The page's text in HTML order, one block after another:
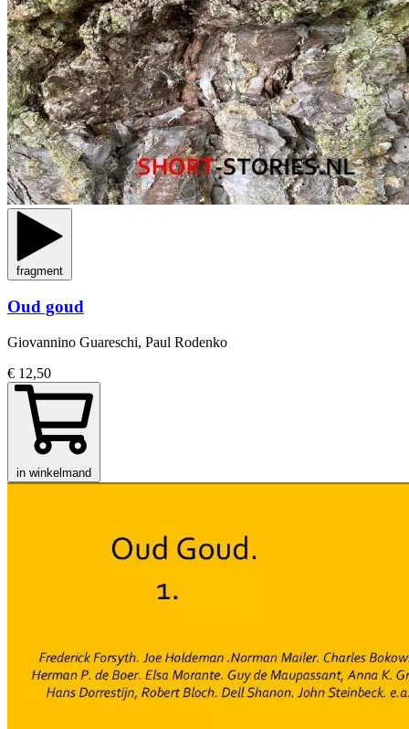
fragment
Oud goud
Giovannino Guareschi, Paul Rodenko
€ 12,50
in winkelmand